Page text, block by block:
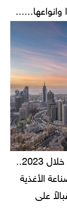
حجم استثمارات يصل لـ 94 مليار دولار خلال 2023..
الأغذية
على